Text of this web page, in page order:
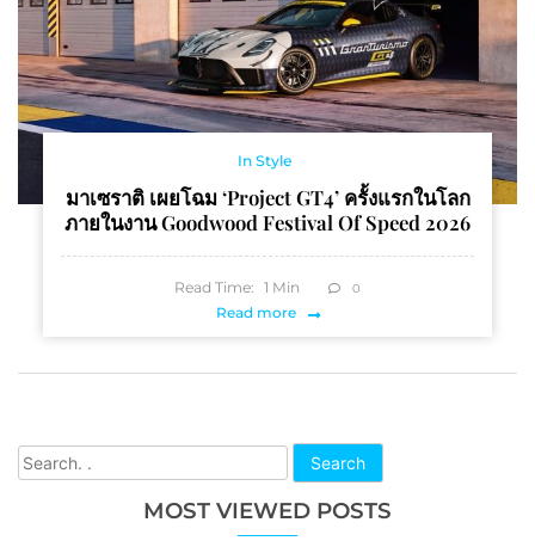
Search
MOST VIEWED POSTS
In Style
มาเซราติ เผยโฉม ‘Project GT4’ ครั้งแรกในโลก
ภายในงาน Goodwood Festival Of Speed 2026
Read Time: 1 Min 0
Read more